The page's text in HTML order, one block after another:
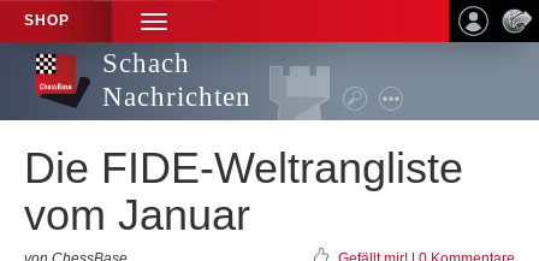
SHOP
TOGGLE
NAVIGATION
Schach
Nachrichten
Die FIDE-Weltrangliste
vom Januar